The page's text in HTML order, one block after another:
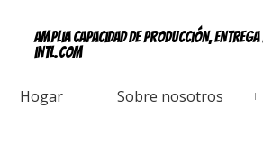
Amplia capacidad de producción,
intl.com
Hogar Sobre nosotros